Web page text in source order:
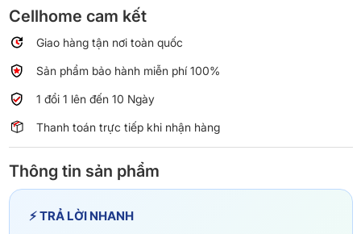
lít
số
Cellhome cam kết
Giao hàng tận nơi toàn quốc
Sản phẩm bảo hành miễn phí 100%
1 đổi 1 lên đến 10 Ngày
Thanh toán trực tiếp khi nhận hàng
Thông tin sản phẩm
⚡ TRẢ LỜI NHANH